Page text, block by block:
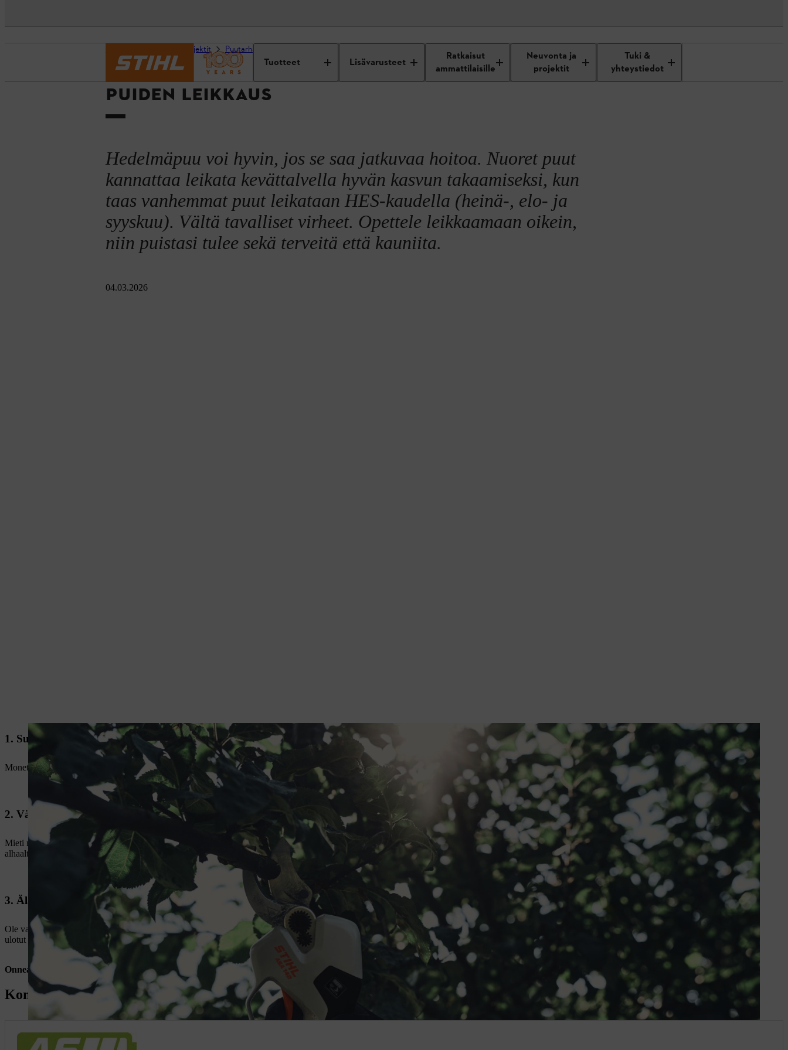
Tuotteet Lisävarusteet
Ratkaisut
ammattilaisille
Neuvonta ja
projektit
Tuki &
yhteystiedot
Oppaat ja projektit Puutarhanhoito
PUIDEN LEIKKAUS
Hedelmäpuu voi hyvin, jos se saa jatkuvaa hoitoa. Nuoret puut
kannattaa leikata kevättalvella hyvän kasvun takaamiseksi, kun
taas vanhemmat puut leikataan HES-kaudella (heinä-, elo- ja
syyskuu). Vältä tavalliset virheet. Opettele leikkaamaan oikein,
niin puistasi tulee sekä terveitä että kauniita.
04.03.2026
1. Suunnittele työ – säästä oikeat oksat
Monet tekevät virheen säästäessään väärät oksat. Mieti mihin suuntaan oksat kasvavat ja säästä ulospäin kasvavat oksat, jotta säilytetyt oksat saavat riittävästi valoa.
2. Vältä haavoittamasta puuta
Mieti miten sahaat, jotta puuhun ei jää suuria ja hitaasti paranevia haavoja. Varo irrottamasta enempää kuorta kuin on tarpeen, jotta puu ei haavoitu. Aloita leikkaamalla ensin
alhaalta ja sitten ylhäältä, kunnes leikkuukohdat kohtaavat toisensa.
3. Älä leikkaa liikaa
Ole varovainen, mikäli puuta ei ole leikattu pitkään aikaan, jotta et leikkaa liikaa kerralla. Leikkaa tänä vuonna vain vähän ja ensi vuonna enemmän. Pitkävartisella oksasahalla
ulotut korkealla kasvaviin oksiin. Sinun ei tarvitse kiivetä korkealle puuhun, mistä voisit pudota ja loukkaantua.
Onnea matkaan!
Koneet